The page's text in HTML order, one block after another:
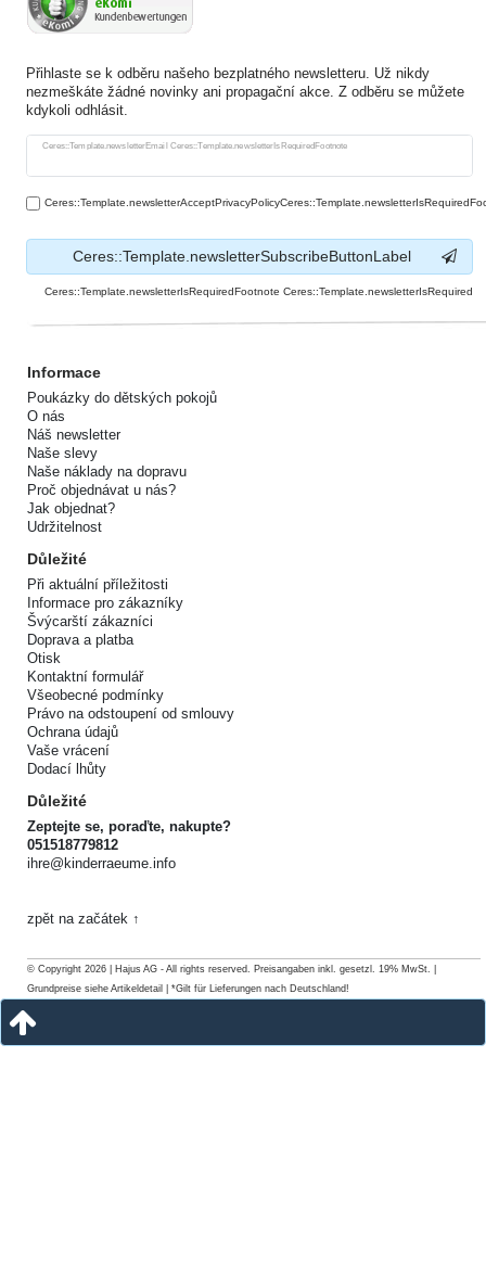
Přihlaste se k odběru našeho bezplatného newsletteru. Už nikdy
nezmeškáte žádné novinky ani propagační akce. Z odběru se můžete
kdykoli odhlásit.
Ceres::Template.newsletterEmail Ceres::Template.newsletterIsRequiredFootnote
Ceres::Template.newsletterHoneypotLabel
Ceres::Template.newsletterSubscribeButtonLabel
Ceres::Template.newsletterIsRequiredFootnote Ceres::Template.newsletterIsRequired
Informace
Poukázky do dětských pokojů
O nás
Náš newsletter
Naše slevy
Naše náklady na dopravu
Proč objednávat u nás?
Jak objednat?
Udržitelnost
Důležité
Při aktuální příležitosti
Informace pro zákazníky
Švýcarští zákazníci
Doprava a platba
Otisk
Kontaktní formulář
Všeobecné podmínky
Právo na odstoupení od smlouvy
Ochrana údajů
Vaše vrácení
Dodací lhůty
Důležité
Zeptejte se, poraďte, nakupte?
051518779812
ihre@kinderraeume.info
zpět na začátek ↑
© Copyright 2026 | Hajus AG - All rights reserved. Preisangaben inkl. gesetzl. 19% MwSt. |
Grundpreise siehe Artikeldetail | *Gilt für Lieferungen nach Deutschland!